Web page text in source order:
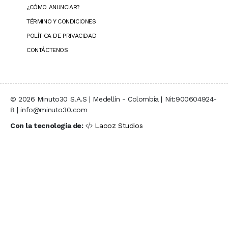
¿CÓMO ANUNCIAR?
TÉRMINO Y CONDICIONES
POLÍTICA DE PRIVACIDAD
CONTÁCTENOS
© 2026 Minuto30 S.A.S | Medellín - Colombia | Nit:900604924-
8 | info@minuto30.com
Con la tecnología de:
Laooz Studios